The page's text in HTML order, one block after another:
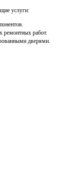
услуги:
ремонтных работ.
дверями.